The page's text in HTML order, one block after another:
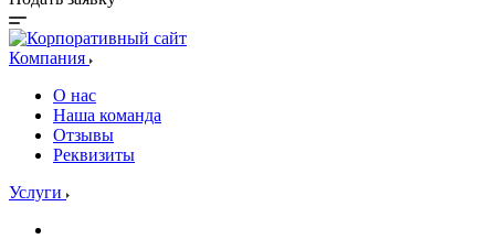
Компания
О нас
Наша команда
Отзывы
Реквизиты
Услуги